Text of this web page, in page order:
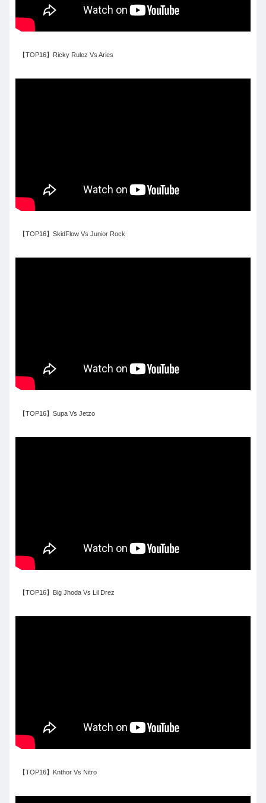
【TOP16】Ricky Rulez Vs Aries
【TOP16】SkidFlow Vs Junior Rock
【TOP16】Supa Vs Jetzo
【TOP16】Big Jhoda Vs Lil Drez
【TOP16】Knthor Vs Nitro